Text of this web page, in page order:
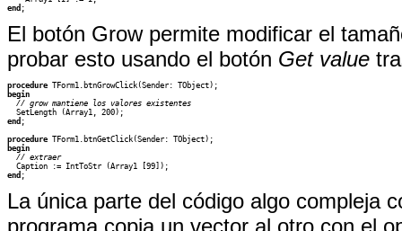
end ;
El botón Grow permite modificar el
probar esto usando el botón Get value
procedure
begin
  // grow mantiene los valores existentes
end ;
procedure
begin
// extraer
end ;
La única parte del código algo compleja
programa copia un vector al otro con el